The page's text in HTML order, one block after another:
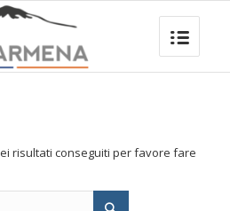
risultati conseguiti per favore fare